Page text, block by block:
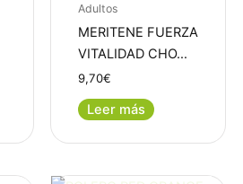
Adultos
MERITENE FUERZA
VITALIDAD CHO…
9,70€
Leer más